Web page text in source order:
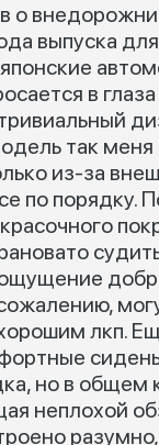
о
выпуска
в
так меня
из-за
по порядку.
лкп.
но в общем
неплохой
разумно,